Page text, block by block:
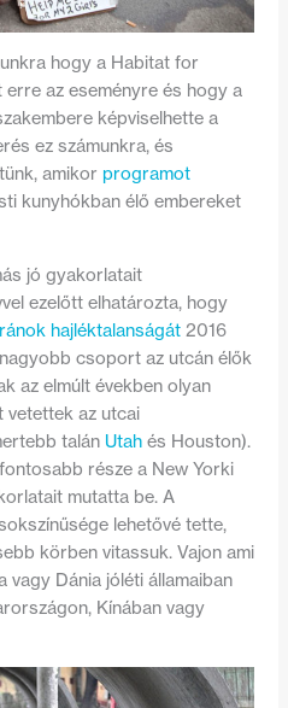
hogy a Habitat for
az eseményre és hogy a
képviselhette a
ez számunkra, és
amikor programot
kunyhókban élő embereket
jó gyakorlatait
ezelőtt elhatározta, hogy
hajléktalanságát2016
csoport az utcán élők
az elmúlt években olyan
vetettek az utcai
talán Utahés Houston).
része a New Yorki
mutatta be. A
lehetővé tette,
körben vitassuk. Vajon ami
vagy Dánia jóléti államaiban
Kínában vagy